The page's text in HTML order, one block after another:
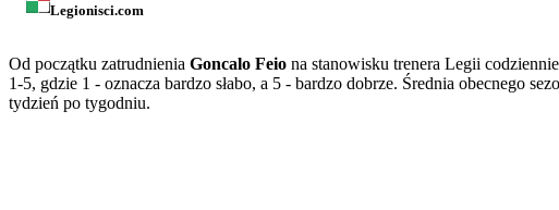
Legionisci.com
Od początku zatrudnienia Goncalo Feio na stanowisku trenera Legii
1-5, gdzie 1 - oznacza bardzo słabo, a 5 - bardzo dobrze. Średnia obecnego
tydzień po tygodniu.